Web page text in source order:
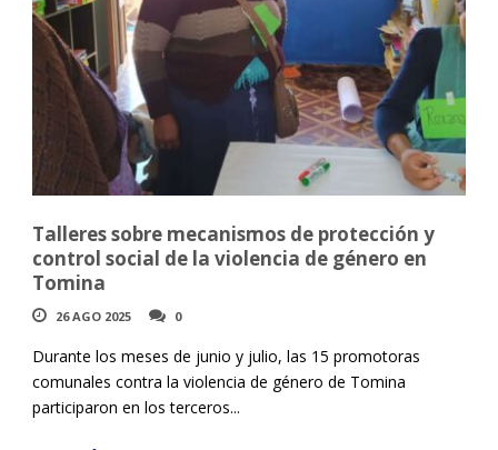
Talleres sobre mecanismos de protección y
control social de la violencia de género en
Tomina
26 AGO 2025 0
Durante los meses de junio y julio, las 15 promotoras
comunales contra la violencia de género de Tomina
participaron en los terceros...